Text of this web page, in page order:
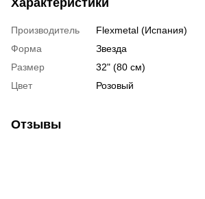
Производитель
Flexmetal (Испания)
Форма
Звезда
Размер
32" (80 см)
Цвет
Розовый
Отзывы